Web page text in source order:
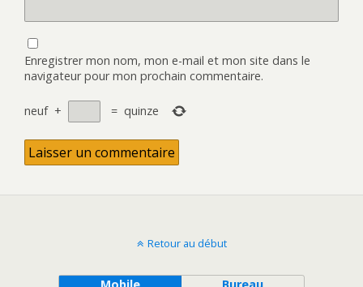
Enregistrer mon nom, mon e-mail et mon site dans le
navigateur pour mon prochain commentaire.
neuf + = quinze
Retour au début
Mobile Bureau